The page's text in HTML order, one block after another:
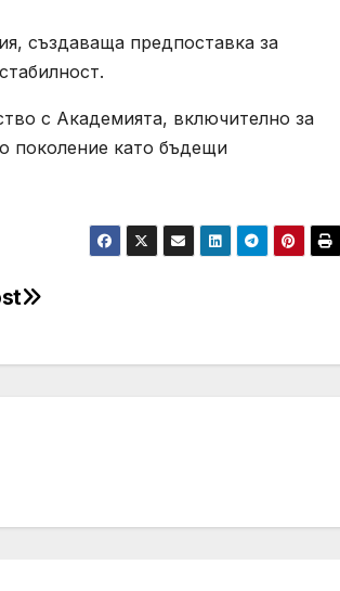
създаваща предпоставка за
с Академията, включително за
поколение като бъдещи